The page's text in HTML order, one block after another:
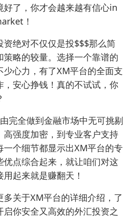
好了，你才会越来越有信心in
！
资绝对不仅仅是投$$$那么简
略的较量。选择一个靠谱的
心力，有了XM平台的全面支
，安心挣钱！真的不试试，你
完全做到金融市场中无可挑剔
高强度加密，到专业客户支持
一个细节都显示出XM平台的专
优点综合起来，就让咱们对这
起来就是赚翻天！
多关于XM平台的详细介绍 ，了
你安全又高效的外汇投资之